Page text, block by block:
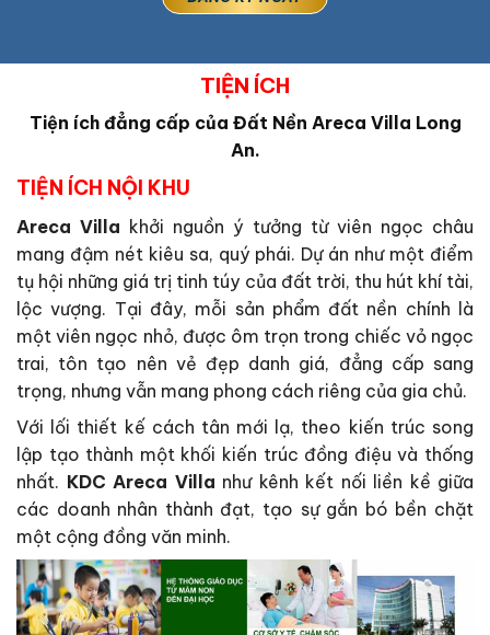
TIỆN ÍCH
Tiện ích đẳng cấp của Đất Nền Areca Villa Long
An.
TIỆN ÍCH NỘI KHU
Areca Villa khởi nguồn ý tưởng từ viên ngọc châu
mang đậm nét kiêu sa, quý phái. Dự án như một điểm
tụ hội những giá trị tinh túy của đất trời, thu hút khí tài,
lộc vượng. Tại đây, mỗi sản phẩm đất nền chính là
một viên ngọc nhỏ, được ôm trọn trong chiếc vỏ ngọc
trai, tôn tạo nên vẻ đẹp danh giá, đẳng cấp sang
trọng, nhưng vẫn mang phong cách riêng của gia chủ.
Với lối thiết kế cách tân mới lạ, theo kiến trúc song
lập tạo thành một khối kiến trúc đồng điệu và thống
nhất. KDC Areca Villa như kênh kết nối liền kề giữa
các doanh nhân thành đạt, tạo sự gắn bó bền chặt
một cộng đồng văn minh.